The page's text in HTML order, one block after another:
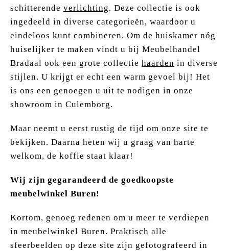
schitterende verlichting. Deze collectie is ook
ingedeeld in diverse categorieën, waardoor u
eindeloos kunt combineren. Om de huiskamer nóg
huiselijker te maken vindt u bij Meubelhandel
Bradaal ook een grote collectie haarden in diverse
stijlen. U krijgt er echt een warm gevoel bij! Het
is ons een genoegen u uit te nodigen in onze
showroom in Culemborg.
Maar neemt u eerst rustig de tijd om onze site te
bekijken. Daarna heten wij u graag van harte
welkom, de koffie staat klaar!
Wij zijn gegarandeerd de goedkoopste
meubelwinkel Buren!
Kortom, genoeg redenen om u meer te verdiepen
in meubelwinkel Buren. Praktisch alle
sfeerbeelden op deze site zijn gefotografeerd in